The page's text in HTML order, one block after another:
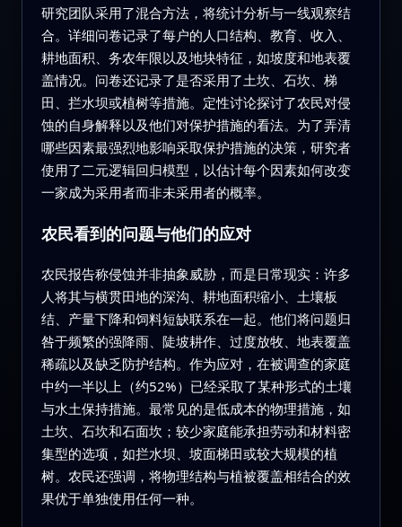
研究团队采用了混合方法，将统计分析与一线观察结
合。详细问卷记录了每户的人口结构、教育、收入、
耕地面积、务农年限以及地块特征，如坡度和地表覆
盖情况。问卷还记录了是否采用了土坎、石坎、梯
田、拦水坝或植树等措施。定性讨论探讨了农民对侵
蚀的自身解释以及他们对保护措施的看法。为了弄清
哪些因素最强烈地影响采取保护措施的决策，研究者
使用了二元逻辑回归模型，以估计每个因素如何改变
一家成为采用者而非未采用者的概率。
农民看到的问题与他们的应对
农民报告称侵蚀并非抽象威胁，而是日常现实：许多
人将其与横贯田地的深沟、耕地面积缩小、土壤板
结、产量下降和饲料短缺联系在一起。他们将问题归
咎于频繁的强降雨、陡坡耕作、过度放牧、地表覆盖
稀疏以及缺乏防护结构。作为应对，在被调查的家庭
中约一半以上（约52%）已经采取了某种形式的土壤
与水土保持措施。最常见的是低成本的物理措施，如
土坎、石坎和石面坎；较少家庭能承担劳动和材料密
集型的选项，如拦水坝、坡面梯田或较大规模的植
树。农民还强调，将物理结构与植被覆盖相结合的效
果优于单独使用任何一种。